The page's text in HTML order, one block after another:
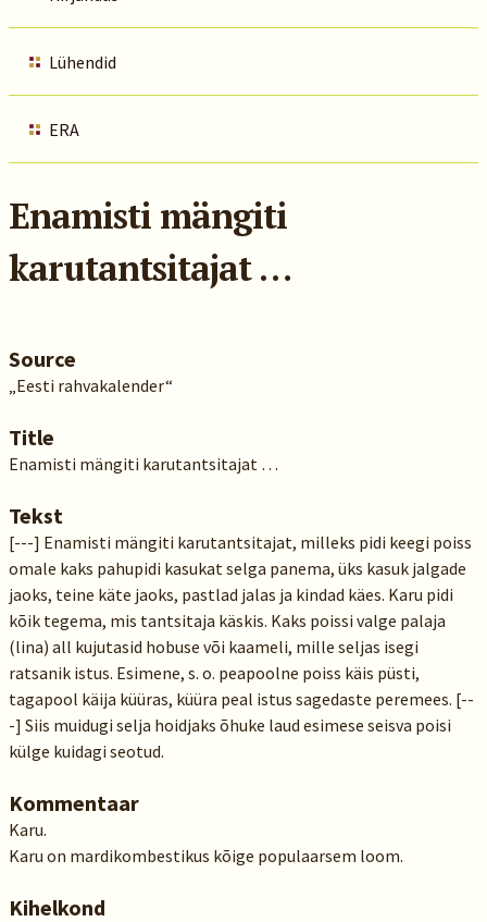
Lühendid
ERA
Enamisti mängiti
karutantsitajat …
Source
„Eesti rahvakalender“
Title
Enamisti mängiti karutantsitajat …
Tekst
[---] Enamisti mängiti karutantsitajat, milleks pidi keegi poiss
omale kaks pahupidi kasukat selga panema, üks kasuk jalgade
jaoks, teine käte jaoks, pastlad jalas ja kindad käes. Karu pidi
kõik tegema, mis tantsitaja käskis. Kaks poissi valge palaja
(lina) all kujutasid hobuse või kaameli, mille seljas isegi
ratsanik istus. Esimene, s. o. peapoolne poiss käis püsti,
tagapool käija küüras, küüra peal istus sagedaste peremees. [--
-] Siis muidugi selja hoidjaks õhuke laud esimese seisva poisi
külge kuidagi seotud.
Kommentaar
Karu.
Karu on mardikombestikus kõige populaarsem loom.
Kihelkond